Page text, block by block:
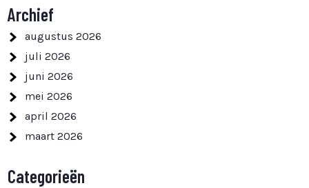
Archief
augustus 2026
juli 2026
juni 2026
mei 2026
april 2026
maart 2026
Categorieën